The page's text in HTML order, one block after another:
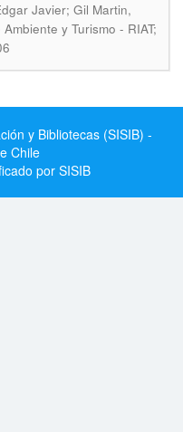
Javier; Gil Martin,
y Turismo - RIAT;
y Bibliotecas (SISIB) -
Chile
por SISIB